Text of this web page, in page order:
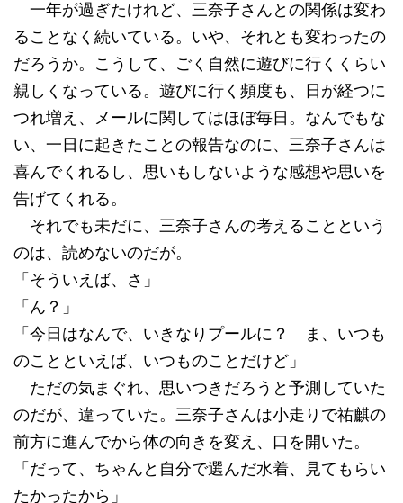
一年が過ぎたけれど、三奈子さんとの関係は変わ
ることなく続いている。いや、それとも変わったの
だろうか。こうして、ごく自然に遊びに行くくらい
親しくなっている。遊びに行く頻度も、日が経つに
つれ増え、メールに関してはほぼ毎日。なんでもな
い、一日に起きたことの報告なのに、三奈子さんは
喜んでくれるし、思いもしないような感想や思いを
告げてくれる。
それでも未だに、三奈子さんの考えることという
のは、読めないのだが。
「そういえば、さ」
「ん？」
「今日はなんで、いきなりプールに？ ま、いつも
のことといえば、いつものことだけど」
ただの気まぐれ、思いつきだろうと予測していた
のだが、違っていた。三奈子さんは小走りで祐麒の
前方に進んでから体の向きを変え、口を開いた。
「だって、ちゃんと自分で選んだ水着、見てもらい
たかったから」